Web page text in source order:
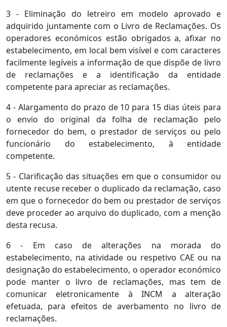
3 - Eliminação do letreiro em modelo aprovado e
adquirido juntamente com o Livro de Reclamações. Os
operadores económicos estão obrigados a, afixar no
estabelecimento, em local bem visível e com caracteres
facilmente legíveis a informação de que dispõe de livro
de reclamações e a identificação da entidade
competente para apreciar as reclamações.
4 - Alargamento do prazo de 10 para 15 dias úteis para
o envio do original da folha de reclamação pelo
fornecedor do bem, o prestador de serviços ou pelo
funcionário do estabelecimento, à entidade
competente.
5 - Clarificação das situações em que o consumidor ou
utente recuse receber o duplicado da reclamação, caso
em que o fornecedor do bem ou prestador de serviços
deve proceder ao arquivo do duplicado, com a menção
desta recusa.
6 - Em caso de alterações na morada do
estabelecimento, na atividade ou respetivo CAE ou na
designação do estabelecimento, o operador económico
pode manter o livro de reclamações, mas tem de
comunicar eletronicamente à INCM a alteração
efetuada, para efeitos de averbamento no livro de
reclamações.